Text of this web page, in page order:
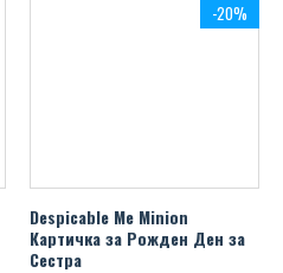
-20%
Despicable Me Minion
Картичка за Рожден Ден за
Сестра